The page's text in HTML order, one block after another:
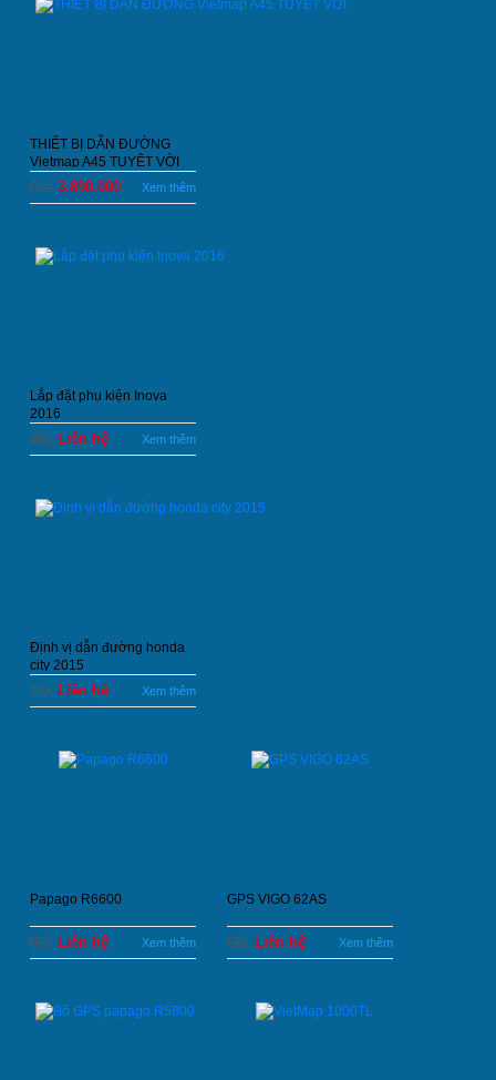
THIẾT BỊ DẪN ĐƯỜNG
Vietmap A45 TUYỆT VỜI
Giá: 3.890.000 Xem thêm
Lắp đặt phụ kiện Inova
2016
Giá: Liên hệ Xem thêm
Định vị dẫn đường honda
city 2015
Giá: Liên hệ Xem thêm
Papago R6600
Giá: Liên hệ Xem thêm
GPS VIGO 62AS
Giá: Liên hệ Xem thêm